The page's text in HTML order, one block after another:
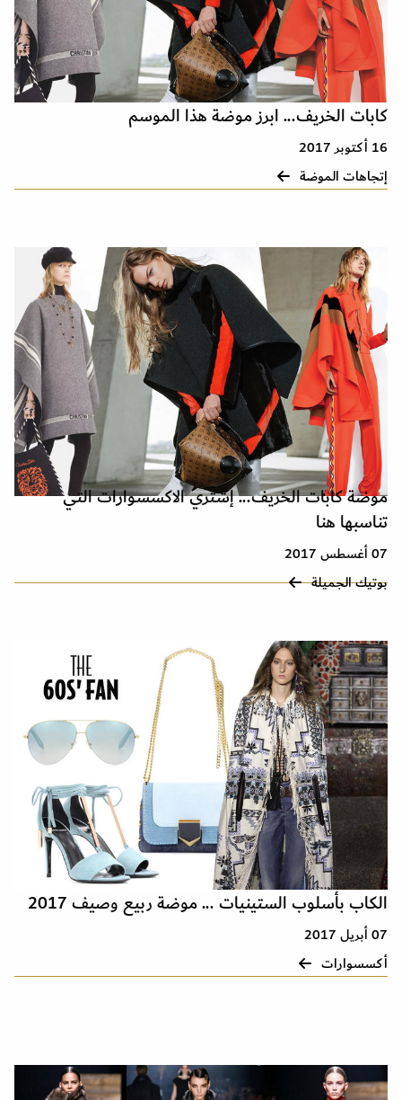
كابات الخريف... ابرز موضة هذا الموسم
16 أكتوبر 2017
إتجاهات الموضة
موضة كابات الخريف... إشتري الاكسسوارات التي
تناسبها هنا
07 أغسطس 2017
بوتيك الجميلة
الكاب بأسلوب الستينيات ... موضة ربيع وصيف 2017
07 أبريل 2017
أكسسوارات